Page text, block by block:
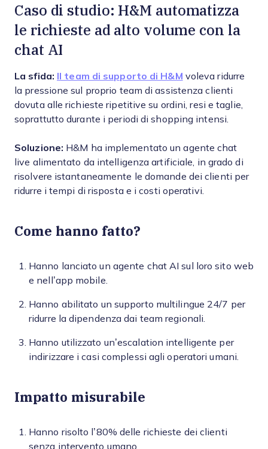
Caso di studio: H&M automatizza
le richieste ad alto volume con la
chat AI
La sfida: Il team di supporto di H&M voleva ridurre
la pressione sul proprio team di assistenza clienti
dovuta alle richieste ripetitive su ordini, resi e taglie,
soprattutto durante i periodi di shopping intensi.
Soluzione: H&M ha implementato un agente chat
live alimentato da intelligenza artificiale, in grado di
risolvere istantaneamente le domande dei clienti per
ridurre i tempi di risposta e i costi operativi.
Come hanno fatto?
Hanno lanciato un agente chat AI sul loro sito web
e nell’app mobile.
Hanno abilitato un supporto multilingue 24/7 per
ridurre la dipendenza dai team regionali.
Hanno utilizzato un’escalation intelligente per
indirizzare i casi complessi agli operatori umani.
Impatto misurabile
Hanno risolto l’80% delle richieste dei clienti
senza intervento umano.